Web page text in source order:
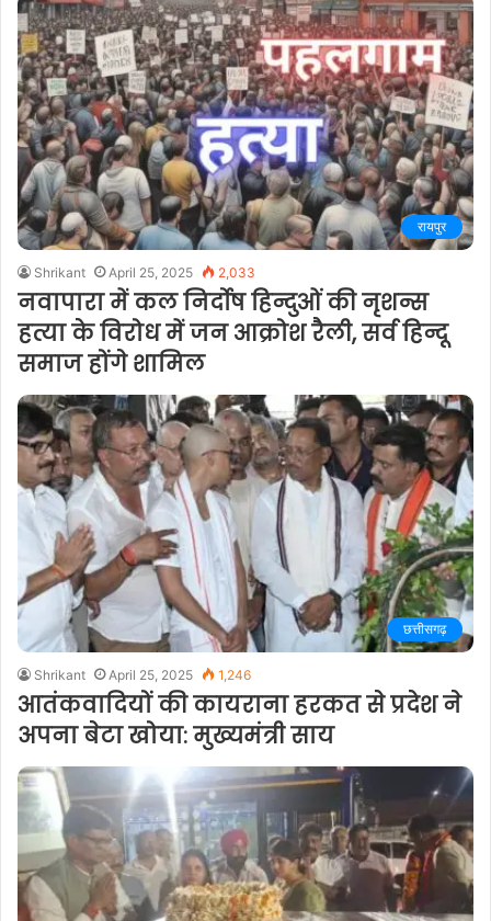
रायपुर
Shrikant April 25, 2025 2,033
नवापारा में कल निर्दोष हिन्दुओं की नृशन्स
हत्या के विरोध में जन आक्रोश रैली, सर्व हिन्दू
समाज होंगे शामिल
छत्तीसगढ़
Shrikant April 25, 2025 1,246
आतंकवादियों की कायराना हरकत से प्रदेश ने
अपना बेटा खोया: मुख्यमंत्री साय